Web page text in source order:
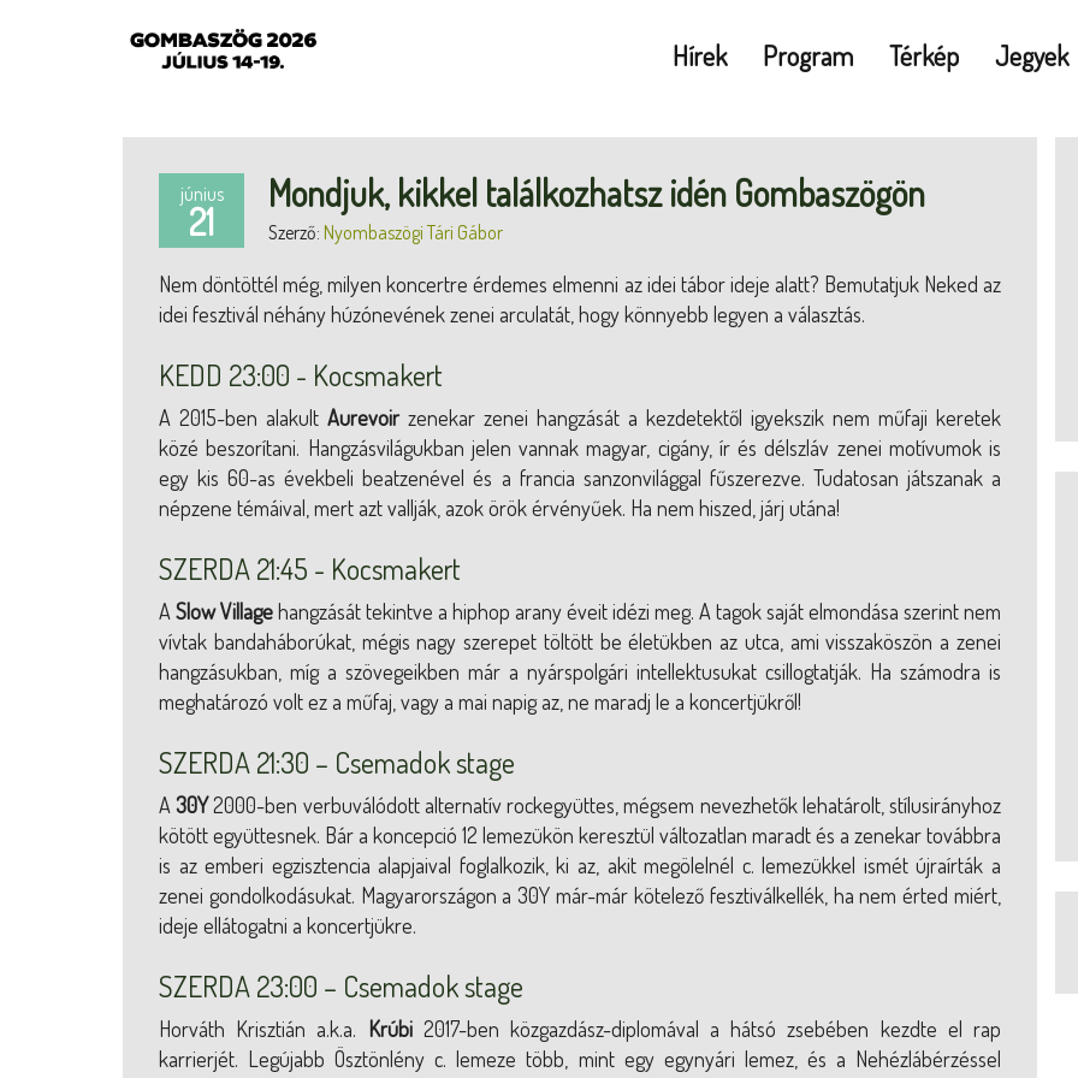
Hírek Program Térkép Jegyek
június
21
Mondjuk, kikkel találkozhatsz idén Gombaszögön
Szerző: Nyombaszögi Tári Gábor
Nem döntöttél még, milyen koncertre érdemes elmenni az idei tábor ideje alatt? Bemutatjuk Neked az
idei fesztivál néhány húzónevének zenei arculatát, hogy könnyebb legyen a választás.
KEDD 23:00 - Kocsmakert
A 2015-ben alakult Aurevoir zenekar zenei hangzását a kezdetektől igyekszik nem műfaji keretek
közé beszorítani. Hangzásvilágukban jelen vannak magyar, cigány, ír és délszláv zenei motívumok is
egy kis 60-as évekbeli beatzenével és a francia sanzonvilággal fűszerezve. Tudatosan játszanak a
népzene témáival, mert azt vallják, azok örök érvényűek. Ha nem hiszed, járj utána!
SZERDA 21:45 - Kocsmakert
A Slow Villagehangzását tekintve a hiphop arany éveit idézi meg. A tagok saját elmondása szerint nem
vívtak bandaháborúkat, mégis nagy szerepet töltött be életükben az utca, ami visszaköszön a zenei
hangzásukban, míg a szövegeikben már a nyárspolgári intellektusukat csillogtatják. Ha számodra is
meghatározó volt ez a műfaj, vagy a mai napig az, ne maradj le a koncertjükről!
SZERDA 21:30 – Csemadok stage
A30Y2000-ben verbuválódott alternatív rockegyüttes, mégsem nevezhetők lehatárolt, stílusirányhoz
kötött együttesnek. Bár a koncepció 12 lemezükön keresztül változatlan maradt és a zenekar továbbra
is az emberi egzisztencia alapjaival foglalkozik, ki az, akit megölelnél c. lemezükkel ismét újraírták a
zenei gondolkodásukat. Magyarországon a 30Y már-már kötelező fesztiválkellék, ha nem érted miért,
ideje ellátogatni a koncertjükre.
SZERDA 23:00 – Csemadok stage
Horváth Krisztián a.k.a. Krúbi2017-ben közgazdász-diplomával a hátsó zsebében kezdte el rap
karrierjét. Legújabb Ösztönlény c. lemeze több, mint egy egynyári lemez, és a Nehézlábérzéssel